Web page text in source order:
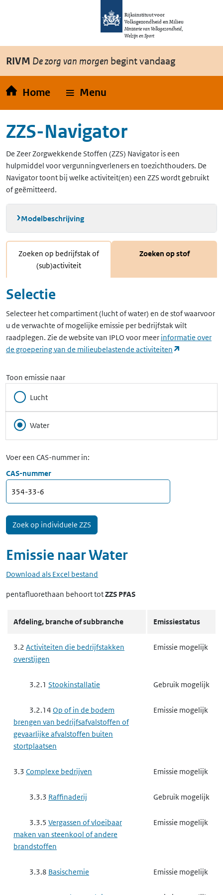
Overslaan en naar de inhoud gaan
Rijksinstituut voor
Volksgezondheid en Milieu
Ministerie van Volksgezondheid,
Welzijn en Sport
RIVM De zorg van morgen begint vandaag
Home Menu
ZZS-Navigator
De Zeer Zorgwekkende Stoffen (ZZS) Navigator is een
hulpmiddel voor vergunningverleners en toezichthouders. De
Navigator toont bij welke activiteit(en) een ZZS wordt gebruikt
of geëmitteerd.
Modelbeschrijving
Zoeken op bedrijfstak of
(sub)activiteit
Zoeken op stof
Selectie
Selecteer het compartiment (lucht of water) en de stof waarvoor
u de verwachte of mogelijke emissie per bedrijfstak wilt
raadplegen. Zie de website van IPLO voor meer informatie over
de groepering van de milieubelastende activiteiten
Toon emissie naar
Lucht
Water
Voer een CAS-nummer in:
CAS-nummer
Emissie naarWater
Download als Excel bestand
pentafluorethaan behoort totZZS PFAS
Afdeling, branche of subbranche Emissiestatus
3.2 Activiteiten die bedrijfstakken
overstijgen
Emissie mogelijk
3.2.1 Stookinstallatie Gebruik mogelijk
3.2.14 Op of in de bodem
brengen van bedrijfsafvalstoffen of
gevaarlijke afvalstoffen buiten
stortplaatsen
Emissie mogelijk
3.3 Complexe bedrijven Emissie mogelijk
3.3.3 Raffinaderij Gebruik mogelijk
3.3.5 Vergassen of vloeibaar
maken van steenkool of andere
brandstoffen
Emissie mogelijk
3.3.8 Basischemie Emissie mogelijk